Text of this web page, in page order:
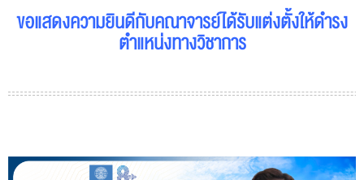
ขอแสดงความยินดีกับคณาจารย์ได้รับแต่งตั้งให้ดำรง
ตำแหน่งทางวิชาการ